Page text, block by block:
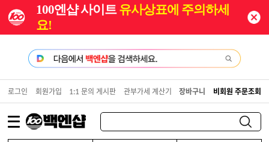
100엔샵 사이트유사상표에 주의하세
요!
로그인 회원가입 1:1 문의 게시판 관부가세 계산기 장바구니 비회원 주문조회